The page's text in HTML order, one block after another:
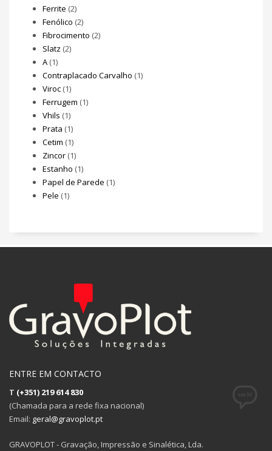
Ferrite (2)
Fenólico (2)
Fibrocimento (2)
Slatz (2)
A (1)
Contraplacado Carvalho (1)
Viroc (1)
Ferrugem (1)
Vhils (1)
Prata (1)
Cetim (1)
Zincor (1)
Estanho (1)
Papel de Parede (1)
Pele (1)
ENTRE EM CONTACTO
T (+351) 219 614 830
(Chamada para a rede fixa nacional)
Email: geral@gravoplot.pt
GRAVOPLOT - Gravação, Impressão e Sinalética, Lda.